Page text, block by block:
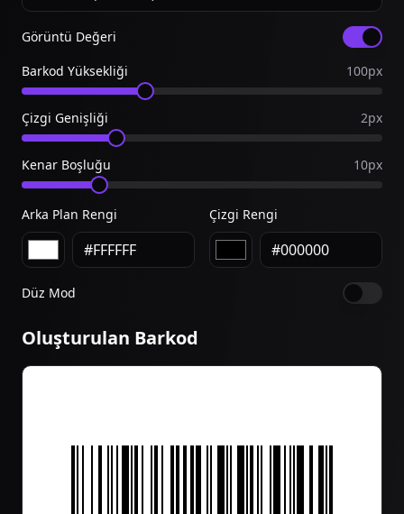
Görüntü Değeri
Barkod Yüksekliği
100px
Çizgi Genişliği 2px
Kenar Boşluğu 10px
Arka Plan Rengi Çizgi Rengi
Düz Mod
Oluşturulan Barkod